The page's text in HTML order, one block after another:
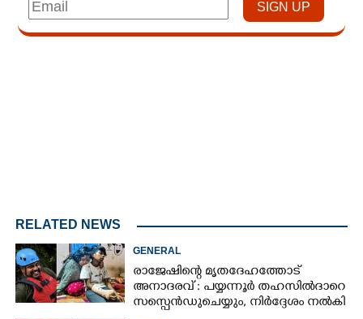
RELATED NEWS
GENERAL
രാജേഷിന്റെ മൃതദേഹത്തോട്
അനാദരവ് : പയ്യന്നൂർ തഹസിൽദാറെ
സസ്പെൻഡുചെയ്യും, നിർദ്ദേശം നൽകി